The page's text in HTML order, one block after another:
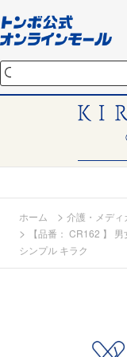
ホーム > 介護・メディ
>
【品番： CR162 】
シンプル キラク